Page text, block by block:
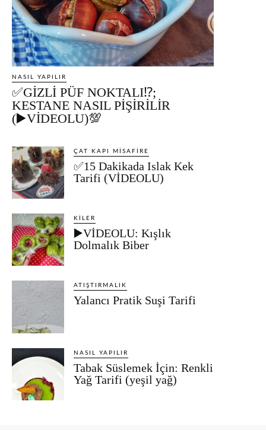
NASIL YAPILIR
✅GİZLİ PÜF NOKTALI⁉️;
KESTANE NASIL PİŞİRİLİR
(▶️VİDEOLU)💯
ÇAT KAPI MISAFIRE
✅15 Dakikada Islak Kek
Tarifi (VİDEOLU)
KILER
▶️VİDEOLU: Kışlık
Dolmalık Biber
ATIŞTIRMALIK
Yalancı Pratik Suşi Tarifi
NASIL YAPILIR
Tabak Süslemek İçin: Renkli
Yağ Tarifi (yeşil yağ)